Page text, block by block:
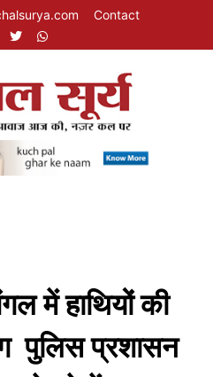
Contact
में हाथियों की
पुलिस प्रशासन